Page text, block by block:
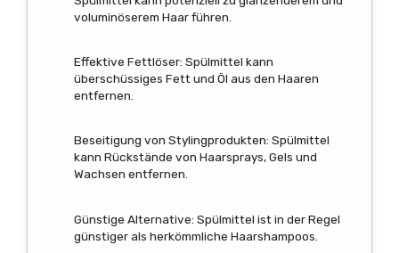
voluminöserem Haar führen.
Effektive Fettlöser: Spülmittel kann
überschüssiges Fett und Öl aus den Haaren
entfernen.
Beseitigung von Stylingprodukten: Spülmittel
kann Rückstände von Haarsprays, Gels und
Wachsen entfernen.
Günstige Alternative: Spülmittel ist in der Regel
günstiger als herkömmliche Haarshampoos.